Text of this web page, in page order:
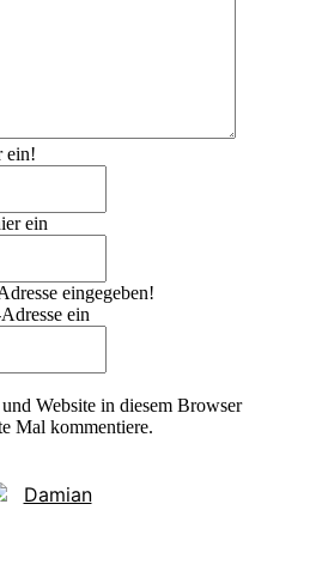
ein!
ein
eingegeben!
ein
Website in diesem Browser
Mal kommentiere.